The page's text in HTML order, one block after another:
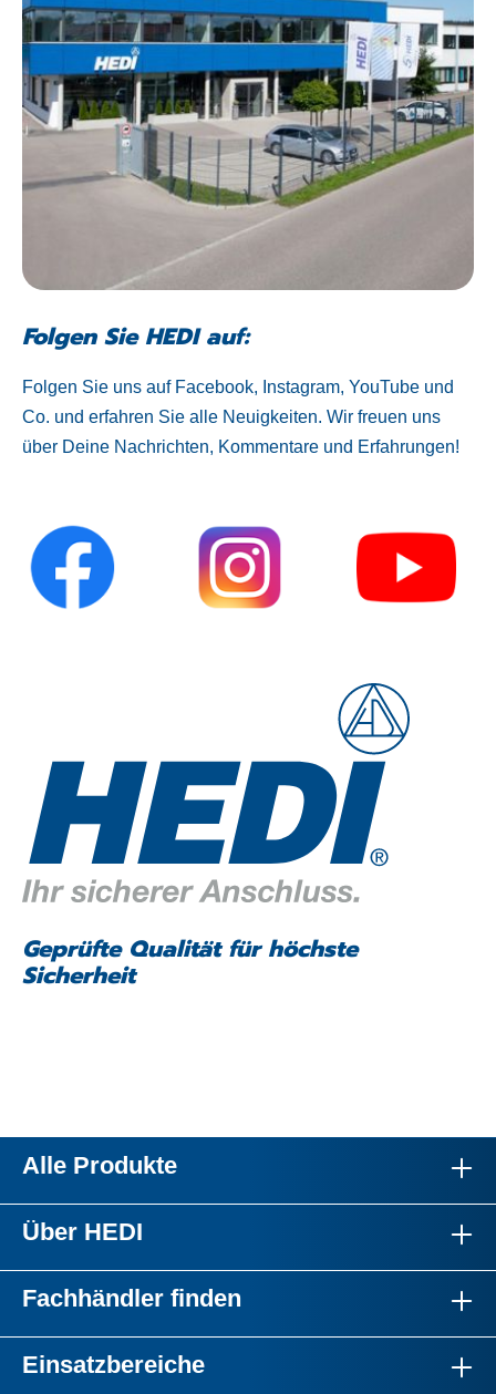
Folgen Sie HEDI auf:
Folgen Sie uns auf Facebook, Instagram, YouTube und
Co. und erfahren Sie alle Neuigkeiten. Wir freuen uns
über Deine Nachrichten, Kommentare und Erfahrungen!
Geprüfte Qualität für höchste
Sicherheit
Alle Produkte
Über HEDI
Fachhändler finden
Einsatzbereiche